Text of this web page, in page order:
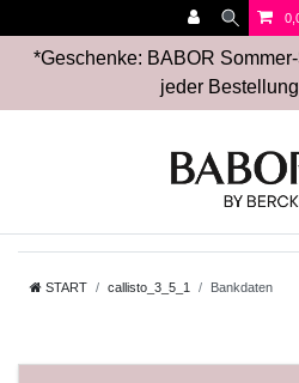
*Geschenke: BABOR
jeder
START callisto_3_5_1 Bankdaten